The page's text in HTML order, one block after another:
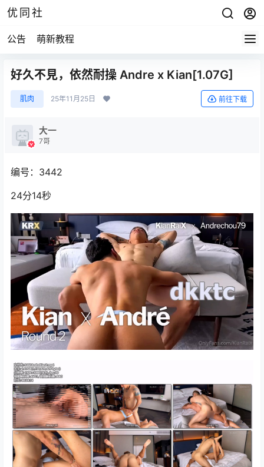
优同社
公告 萌新教程
好久不見，依然耐操 Andre x Kian[1.07G]
肌肉 25年11月25日 前往下载
大一
7哥
编号：3442
24分14秒